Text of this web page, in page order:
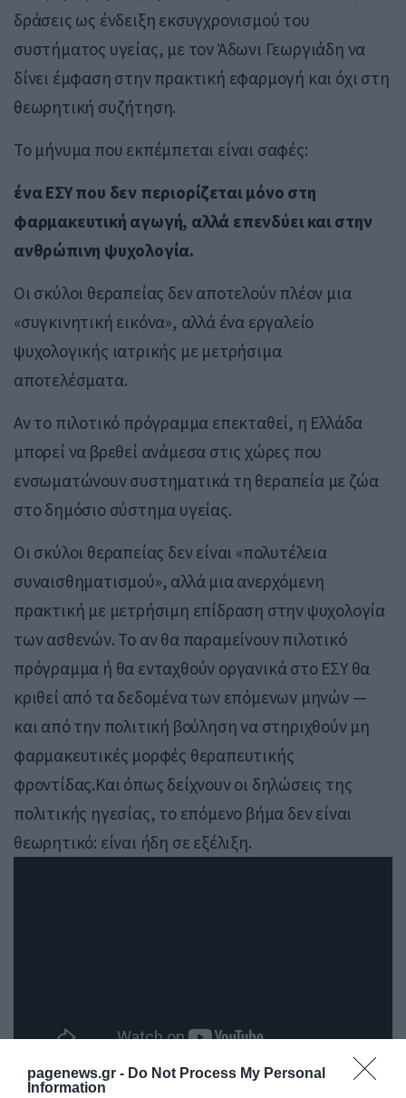
pagenews.gr - Do Not Process My Personal
Information
δράσεις ως ένδειξη εκσυγχρονισμού του
συστήματος υγείας, με τον Άδωνι Γεωργιάδη να
δίνει έμφαση στην πρακτική εφαρμογή και όχι στη
θεωρητική συζήτηση.
Το μήνυμα που εκπέμπεται είναι σαφές:
ένα ΕΣΥ που δεν περιορίζεται μόνο στη
φαρμακευτική αγωγή, αλλά επενδύει και στην
ανθρώπινη ψυχολογία.
Οι σκύλοι θεραπείας δεν αποτελούν πλέον μια
«συγκινητική εικόνα», αλλά ένα εργαλείο
ψυχολογικής ιατρικής με μετρήσιμα
αποτελέσματα.
Αν το πιλοτικό πρόγραμμα επεκταθεί, η Ελλάδα
μπορεί να βρεθεί ανάμεσα στις χώρες που
ενσωματώνουν συστηματικά τη θεραπεία με ζώα
στο δημόσιο σύστημα υγείας.
Οι σκύλοι θεραπείας δεν είναι «πολυτέλεια
συναισθηματισμού», αλλά μια ανερχόμενη
πρακτική με μετρήσιμη επίδραση στην ψυχολογία
των ασθενών. Το αν θα παραμείνουν πιλοτικό
πρόγραμμα ή θα ενταχθούν οργανικά στο ΕΣΥ θα
κριθεί από τα δεδομένα των επόμενων μηνών —
και από την πολιτική βούληση να στηριχθούν μη
φαρμακευτικές μορφές θεραπευτικής
φροντίδας.Και όπως δείχνουν οι δηλώσεις της
πολιτικής ηγεσίας, το επόμενο βήμα δεν είναι
θεωρητικό: είναι ήδη σε εξέλιξη.
Πηγή: pagenews.gr